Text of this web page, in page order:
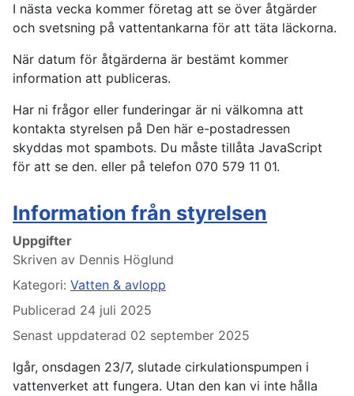
I nästa vecka kommer företag att se över åtgärder
och svetsning på vattentankarna för att täta läckorna.
När datum för åtgärderna är bestämt kommer
information att publiceras.
Har ni frågor eller funderingar är ni välkomna att
kontakta styrelsen på Den här e-postadressen
skyddas mot spambots. Du måste tillåta JavaScript
för att se den. eller på telefon 070 579 11 01.
Information från styrelsen
Uppgifter
Skriven av Dennis Höglund
Kategori: Vatten & avlopp
Publicerad 24 juli 2025
Senast uppdaterad 02 september 2025
Igår, onsdagen 23/7, slutade cirkulationspumpen i
vattenverket att fungera. Utan den kan vi inte hålla